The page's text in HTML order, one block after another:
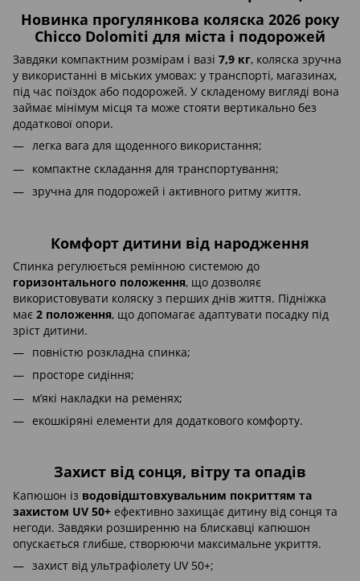
Новинка прогулянкова коляска 2026 року
Chicco Dolomiti для міста і подорожей
Завдяки компактним розмірам і вазі 7,9 кг, коляска зручна
у використанні в міських умовах: у транспорті, магазинах,
під час поїздок або подорожей. У складеному вигляді вона
займає мінімум місця та може стояти вертикально без
додаткової опори.
легка вага для щоденного використання;
компактне складання для транспортування;
зручна для подорожей і активного ритму життя.
Комфорт дитини від народження
Спинка регулюється ремінною системою до
горизонтального положення, що дозволяє
використовувати коляску з перших днів життя. Підніжка
має 2 положення, що допомагає адаптувати посадку під
зріст дитини.
повністю розкладна спинка;
просторе сидіння;
м’які накладки на ременях;
екошкіряні елементи для додаткового комфорту.
Захист від сонця, вітру та опадів
Капюшон із водовідштовхувальним покриттям та
захистом UV 50+ ефективно захищає дитину від сонця та
негоди. Завдяки розширенню на блискавці капюшон
опускається глибше, створюючи максимальне укриття.
захист від ультрафіолету UV 50+;